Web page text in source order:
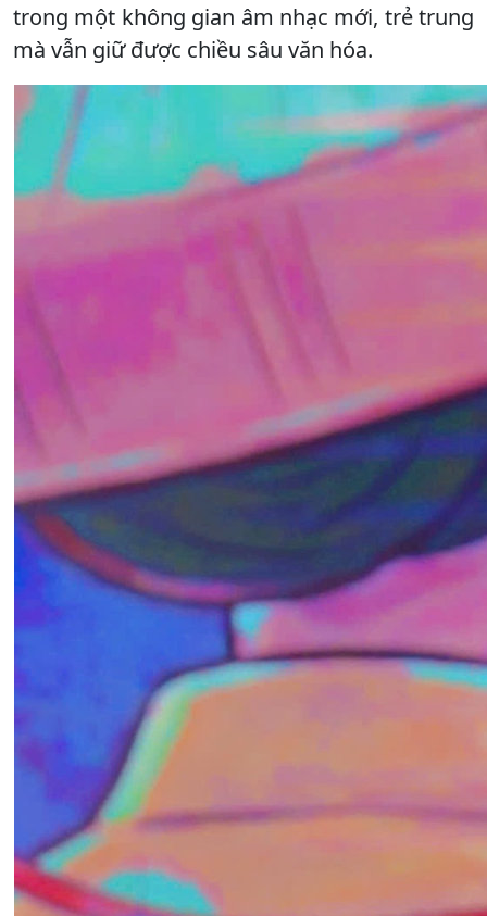
trong một không gian âm nhạc mới, trẻ trung
mà vẫn giữ được chiều sâu văn hóa.